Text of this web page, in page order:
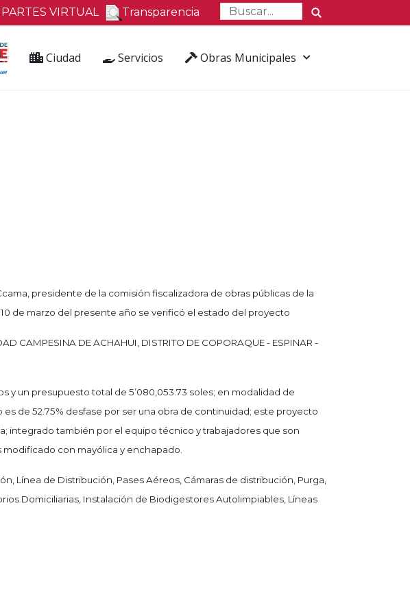
VIRTUAL Transparencia
Ciudad Servicios Obras Municipales
presidente de la comisión fiscalizadora de obras públicas de la
de marzo del presente año se verificó el estado del proyecto
CAMPESINA DE ACHAHUI, DISTRITO DE COPORAQUE - ESPINAR -
y un presupuesto total de 5’080,053.73 soles; en modalidad de
de 52.75% desfase por ser una obra de continuidad; este proyecto
integrado también por el equipo técnico y trabajadores que son
con mayólica y enchapado.
Línea de Distribución, Pases Aéreos, Cámaras de distribución, Purga,
Domiciliarias, Instalación de Biodigestores Autolimpiables, Líneas